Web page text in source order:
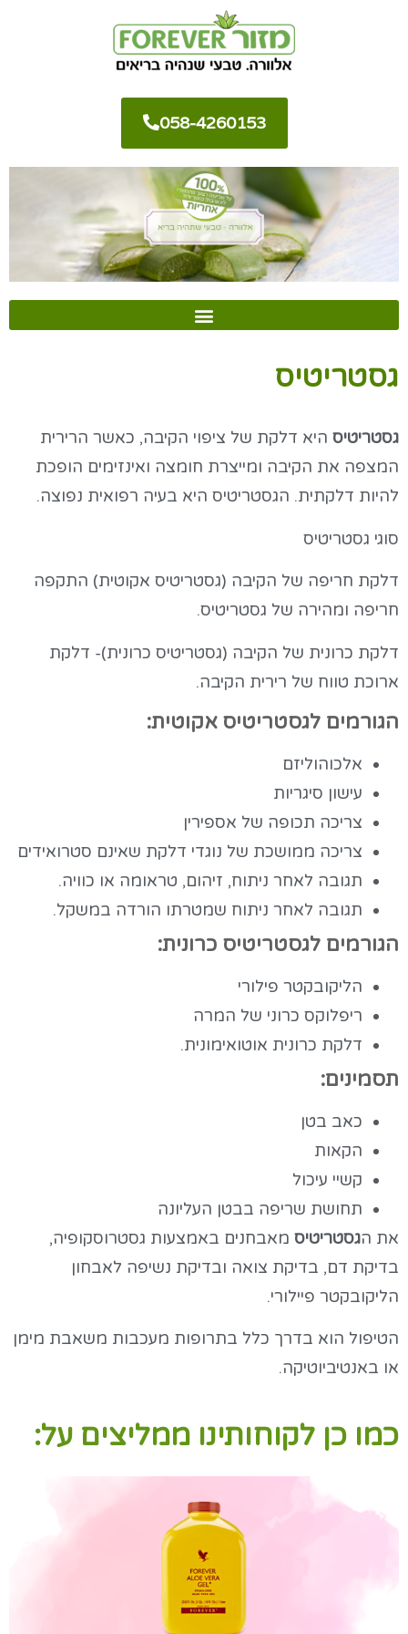
058-4260153
גסטריטיס
גסטריטיס היא דלקת של ציפוי הקיבה, כאשר הרירית
המצפה את הקיבה ומייצרת חומצה ואינזימים הופכת
להיות דלקתית. הגסטריטיס היא בעיה רפואית נפוצה.
סוגי גסטריטיס
דלקת חריפה של הקיבה (גסטריטיס אקוטית) התקפה
חריפה ומהירה של גסטריטיס.
דלקת כרונית של הקיבה (גסטריטיס כרונית)- דלקת
ארוכת טווח של רירית הקיבה.
הגורמים לגסטריטיס אקוטית:
אלכוהוליזם
עישון סיגריות
צריכה תכופה של אספירין
צריכה ממושכת של נוגדי דלקת שאינם סטרואידים
תגובה לאחר ניתוח, זיהום, טראומה או כוויה.
תגובה לאחר ניתוח שמטרתו הורדה במשקל.
הגורמים לגסטריטיס כרונית:
הליקובקטר פילורי
ריפלוקס כרוני של המרה
דלקת כרונית אוטואימונית.
תסמינים:
כאב בטן
הקאות
קשיי עיכול
תחושת שריפה בבטן העליונה
את הגסטריטיס מאבחנים באמצעות גסטרוסקופיה,
בדיקת דם, בדיקת צואה ובדיקת נשיפה לאבחון
הליקובקטר פיילורי.
הטיפול הוא בדרך כלל בתרופות מעכבות משאבת מימן
או באנטיביוטיקה.
כמו כן לקוחותינו ממליצים על: